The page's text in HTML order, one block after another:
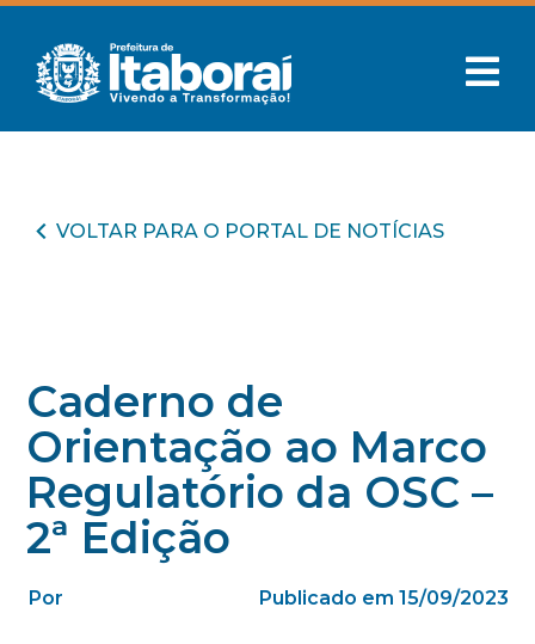
VOLTAR PARA O PORTAL DE NOTÍCIAS
Caderno de
Orientação ao Marco
Regulatório da OSC –
2ª Edição
Por Publicado em 15/09/2023